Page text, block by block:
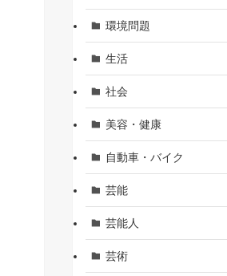
環境問題
生活
社会
美容・健康
自動車・バイク
芸能
芸能人
芸術